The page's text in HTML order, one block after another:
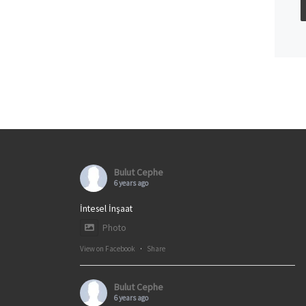
Bulut Cephe
6 years ago
İntesel İnşaat
Photo
View on Facebook · Share
Bulut Cephe
6 years ago